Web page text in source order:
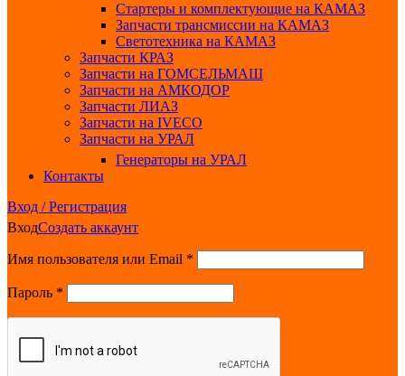
Стартеры и комплектующие на КАМАЗ
Запчасти трансмиссии на КАМАЗ
Светотехника на КАМАЗ
Запчасти КРАЗ
Запчасти на ГОМСЕЛЬМАШ
Запчасти на АМКОДОР
Запчасти ЛИАЗ
Запчасти на IVECO
Запчасти на УРАЛ
Генераторы на УРАЛ
Контакты
Вход / Регистрация
ВходСоздать аккаунт
Имя пользователя или Email *
Пароль *